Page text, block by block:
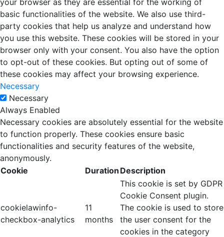
your browser as they are essential for the working of
basic functionalities of the website. We also use third-
party cookies that help us analyze and understand how
you use this website. These cookies will be stored in your
browser only with your consent. You also have the option
to opt-out of these cookies. But opting out of some of
these cookies may affect your browsing experience.
Necessary
Necessary
Always Enabled
Necessary cookies are absolutely essential for the website
to function properly. These cookies ensure basic
functionalities and security features of the website,
anonymously.
Cookie
Duration Description
cookielawinfo-
checkbox-analytics
11
months
This cookie is set by GDPR
Cookie Consent plugin.
The cookie is used to store
the user consent for the
cookies in the category